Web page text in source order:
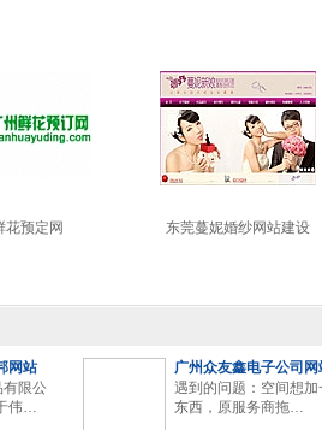
预定网 东莞蔓妮婚纱网站建设
网站
有限公
伟…
广州众友鑫电子公司网
遇到的问题：空间想加
东西，原服务商拖…